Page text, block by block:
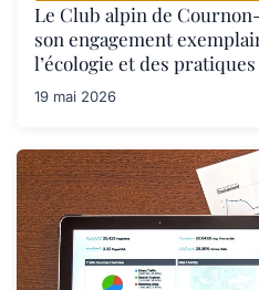
Le Club alpin de
son engagement
l’écologie et des
19 mai 2026